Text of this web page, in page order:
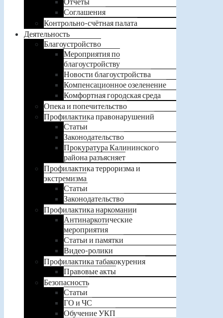
Соглашения
Контрольно-счётная палата
Деятельность
Благоустройство
Мероприятия по
благоустройству
Новости благоустройства
Компенсационное озеленение
Комфортная городская среда
Опека и попечительство
Профилактика правонарушений
Статьи
Законодательство
Прокуратура Калининского
района разъясняет
Профилактика терроризма и
экстремизма
Статьи
Законодательство
Профилактика наркомании
Антинаркотические
мероприятия
Статьи и памятки
Видео-ролики
Профилактика табакокурения
Правовые акты
Безопасность
Статьи
ГО и ЧС
Обучение УКП